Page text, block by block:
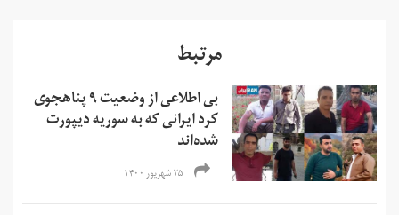
مرتبط
بی اطلاعی از وضعیت ۹ پناهجوی
کرد ایرانی که به سوریه دیپورت
شده‌اند
۲۵ شهریور ۱۴۰۰